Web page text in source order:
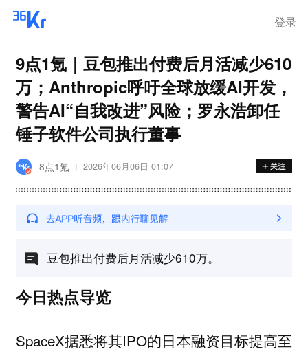
登录
9点1氪｜豆包推出付费后月活减少610
万；Anthropic呼吁全球放缓AI开发，
警告AI“自我改进”风险；罗永浩卸任
锤子软件公司执行董事
8点1氪 2026年06月06日 01:07
豆包推出付费后月活减少610万。
今日热点导览
SpaceX据悉将其IPO的日本融资目标提高至